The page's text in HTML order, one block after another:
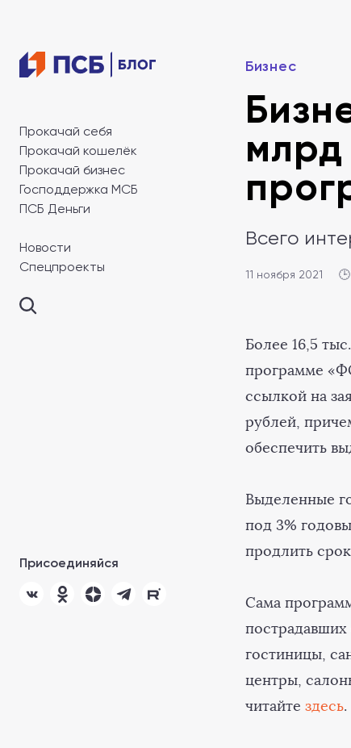
Прокачай себя
Прокачай кошелёк
Прокачай бизнес
Господдержка МСБ
ПСБ Деньги
Новости
Спецпроекты
Присоединяйся
Бизнес
млрд
Всего
11 ноября 2021
Более 16,5
программе
ссылкой на
рублей,
обеспечить
Выделенные
под 3%
продлить
Сама
гостиницы,
центры,
читайте здесь.